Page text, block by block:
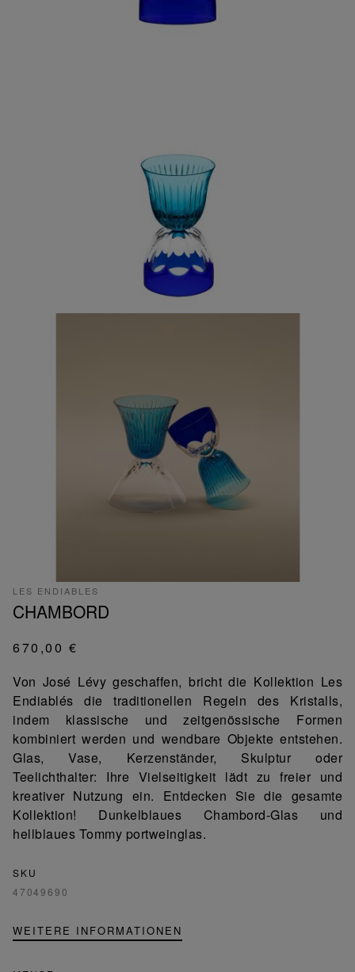
LES ENDIABLES
CHAMBORD
670,00 €
Von José Lévy geschaffen, bricht die Kollektion Les
Endiablés die traditionellen Regeln des Kristalls,
indem klassische und zeitgenössische Formen
kombiniert werden und wendbare Objekte entstehen.
Glas, Vase, Kerzenständer, Skulptur oder
Teelichthalter: Ihre Vielseitigkeit lädt zu freier und
kreativer Nutzung ein. Entdecken Sie die gesamte
Kollektion! Dunkelblaues Chambord-Glas und
hellblaues Tommy portweinglas.
SKU
47049690
WEITERE INFORMATIONEN